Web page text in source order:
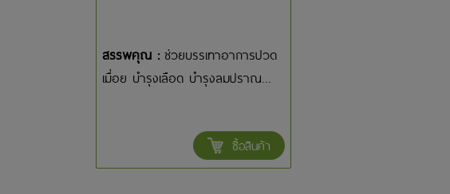
สรรพคุณ : ช่วยบรรเทาอาการปวด
เมื่อย บำรุงเลือด บำรุงลมปราณ...
ซื้อสินค้า